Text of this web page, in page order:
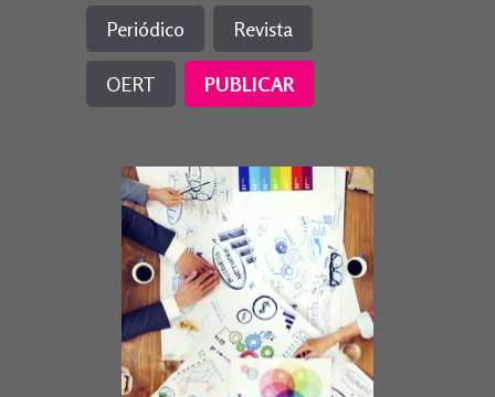
Periódico Revista
OERT PUBLICAR